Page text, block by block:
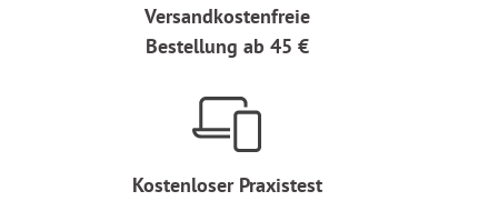
Versandkostenfreie
Bestellung ab 45 €
Kostenloser Praxistest